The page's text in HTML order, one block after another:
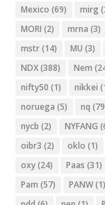
Mexico (69) mirg
MORI (2) mrna (3)
mstr(14) MU (3)
NDX(388) Nem
nifty50 (1) nikkei
noruega (5) nq
nycb (2) NYFANG
oibr3 (2) oklo (1)
oxy(24) Paas (31)
Pam (57) PANW(1)